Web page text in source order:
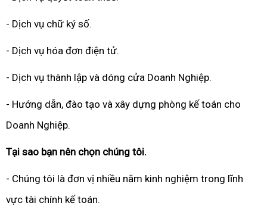
- Dịch vụ chữ ký số.
- Dịch vụ hóa đơn điện tử.
- Dịch vụ thành lập và dóng cửa Doanh Nghiệp.
- Hướng dẫn, đào tạo và xây dựng phòng kế toán cho
Doanh Nghiệp.
Tại sao bạn nên chọn chúng tôi.
- Chúng tôi là đơn vị nhiều năm kinh nghiệm trong lĩnh
vực tài chính kế toán.